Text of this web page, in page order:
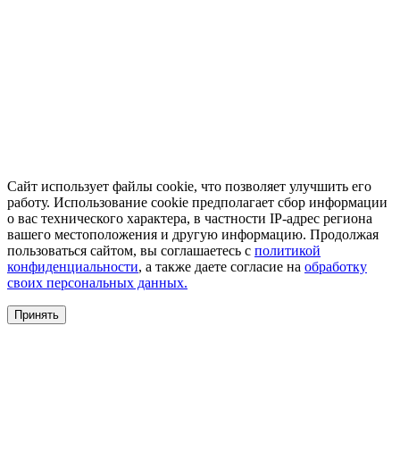
Сайт использует файлы cookie, что позволяет улучшить его
работу. Использование cookie предполагает сбор информации
о вас технического характера, в частности IP-адрес региона
вашего местоположения и другую информацию. Продолжая
пользоваться сайтом, вы соглашаетесь с политикой
конфиденциальности, а также даете согласие на обработку
своих персональных данных.
Принять